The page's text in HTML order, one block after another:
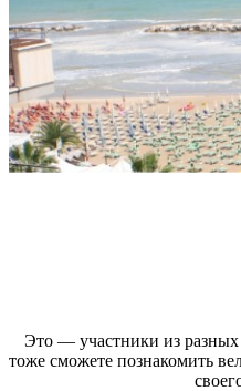
Это — участники из
тоже сможете познакомить